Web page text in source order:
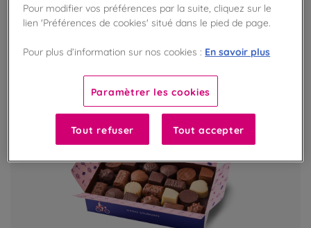
Pour modifier vos préférences par la suite, cliquez sur le
lien 'Préférences de cookies' situé dans le pied de page.
Pour plus d’information sur nos cookies : En savoir plus
Paramètrer les cookies
Tout refuser Tout accepter